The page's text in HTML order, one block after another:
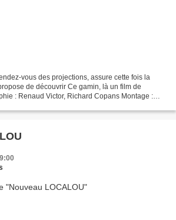
vous des projections, assure cette fois la
de découvrir Ce gamin, là un film de
: Renaud Victor, Richard Copans Montage :